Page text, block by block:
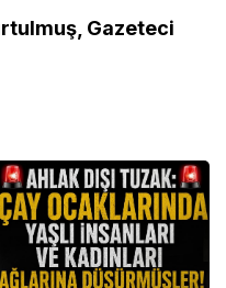
Gazeteci